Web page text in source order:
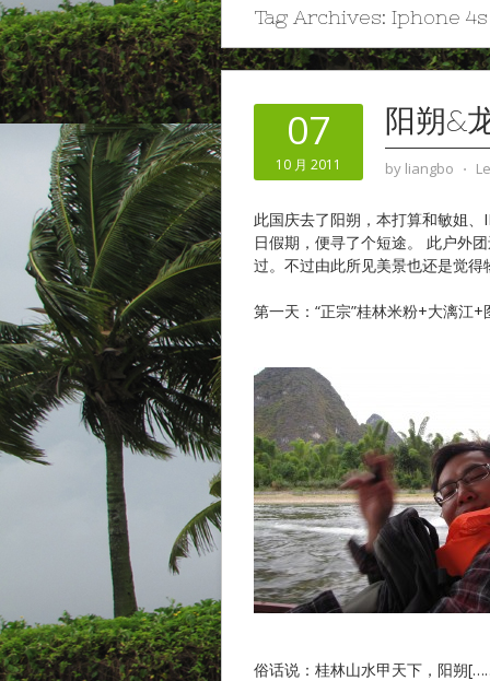
Tag Archives: Iphone 4s
07
10 月 2011
阳朔&
by liangbo ⋅
此国庆去了阳朔，本打算和敏姐
日假期，便寻了个短途。 此户外
过。不过由此所见美景也还是觉
第一天：“正宗”桂林米粉+大漓江+
俗话说：桂林山水甲天下，阳朔